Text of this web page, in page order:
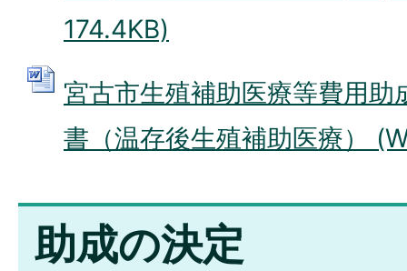
174.4KB)
宮古市生殖補助医療等費用助
書（温存後生殖補助医療）
助成の決定